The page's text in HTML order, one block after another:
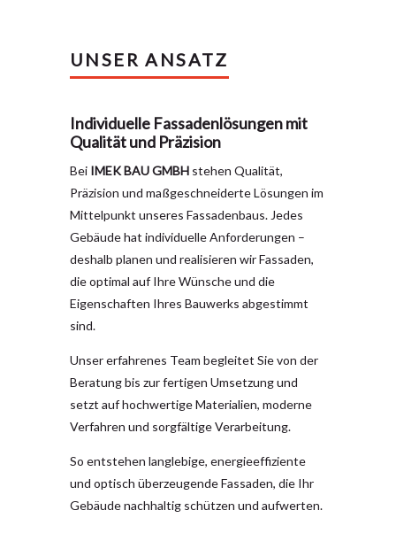
UNSER ANSATZ
Individuelle Fassadenlösungen mit
Qualität und Präzision
Bei IMEK BAU GMBH stehen Qualität,
Präzision und maßgeschneiderte Lösungen im
Mittelpunkt unseres Fassadenbaus. Jedes
Gebäude hat individuelle Anforderungen –
deshalb planen und realisieren wir Fassaden,
die optimal auf Ihre Wünsche und die
Eigenschaften Ihres Bauwerks abgestimmt
sind.
Unser erfahrenes Team begleitet Sie von der
Beratung bis zur fertigen Umsetzung und
setzt auf hochwertige Materialien, moderne
Verfahren und sorgfältige Verarbeitung.
So entstehen langlebige, energieeffiziente
und optisch überzeugende Fassaden, die Ihr
Gebäude nachhaltig schützen und aufwerten.